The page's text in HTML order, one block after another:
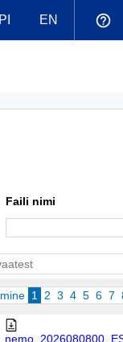
EN help_outline
Faili nimi
1 2 3 4 5 6 7